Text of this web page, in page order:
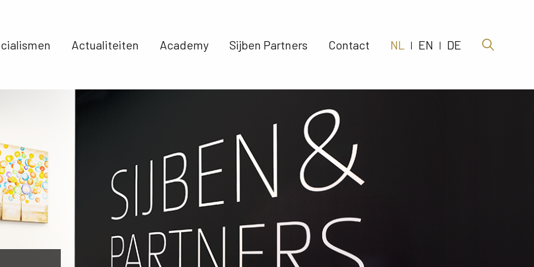
Actualiteiten Academy Sijben Partners Contact NL | EN | DE